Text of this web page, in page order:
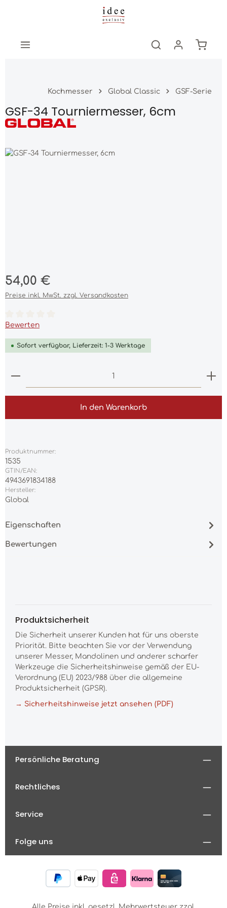
Zum Hauptinhalt springen
Kochmesser Global Classic GSF-Serie
GSF-34 Tourniermesser, 6cm
Bildergalerie überspringen
Regulärer Preis:
54,00 €
Preise inkl. MwSt. zzgl. Versandkosten
Durchschnittliche Bewertung von 0 von 5 Sternen
Bewerten
Sofort verfügbar, Lieferzeit: 1-3 Werktage
Produkt Anzahl: Gib den gewünschten Wert
In den Warenkorb
Produktnummer:
1535
GTIN/EAN:
4943691834188
Hersteller:
Global
Eigenschaften
Bewertungen
Produktsicherheit
Die Sicherheit unserer Kunden hat für uns oberste
Priorität. Bitte beachten Sie vor der Verwendung
unserer Messer, Mandolinen und anderer scharfer
Werkzeuge die Sicherheitshinweise gemäß der EU-
Verordnung (EU) 2023/988 über die allgemeine
Produktsicherheit (GPSR).
→ Sicherheitshinweise jetzt ansehen (PDF)
Persönliche Beratung
Rechtliches
Service
Folge uns